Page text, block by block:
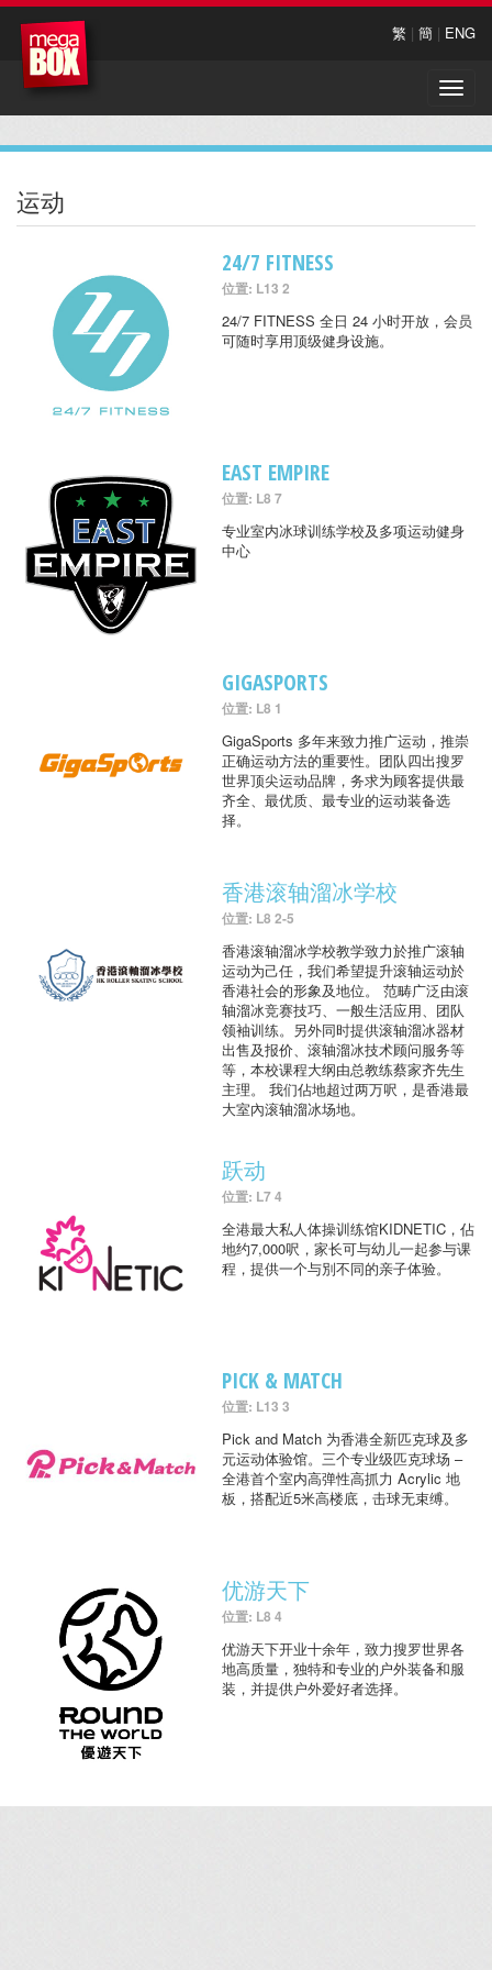
繁 | 簡 | ENG
Toggle
运动
24/7 FITNESS
位置: L13 2
24/7 FITNESS 全日 24 小时开放，会员
可随时享用顶级健身设施。
EAST EMPIRE
位置: L8 7
专业室内冰球训练学校及多项运动健身
中心
GIGASPORTS
位置: L8 1
GigaSports 多年来致力推广运动，推崇
正确运动方法的重要性。团队四出搜罗
世界顶尖运动品牌，务求为顾客提供最
齐全、最优质、最专业的运动装备选
择。
香港滚轴溜冰学校
位置: L8 2-5
香港滚轴溜冰学校教学致力於推广滚轴
运动为己任，我们希望提升滚轴运动於
香港社会的形象及地位。 范畴广泛由滚
轴溜冰竞赛技巧、一般生活应用、团队
领袖训练。另外同时提供滚轴溜冰器材
出售及报价、滚轴溜冰技术顾问服务等
等，本校课程大纲由总教练蔡家齐先生
主理。 我们佔地超过两万呎，是香港最
大室內滚轴溜冰场地。
跃动
位置: L7 4
全港最大私人体操训练馆KIDNETIC，佔
地约7,000呎，家长可与幼儿一起参与课
程，提供一个与別不同的亲子体验。
PICK & MATCH
位置: L13 3
Pick and Match 为香港全新匹克球及多
元运动体验馆。三个专业级匹克球场 –
全港首个室内高弹性高抓力 Acrylic 地
板，搭配近5米高楼底，击球无束缚。
优游天下
位置: L8 4
优游天下开业十余年，致力搜罗世界各
地高质量，独特和专业的户外装备和服
装，并提供户外爱好者选择。